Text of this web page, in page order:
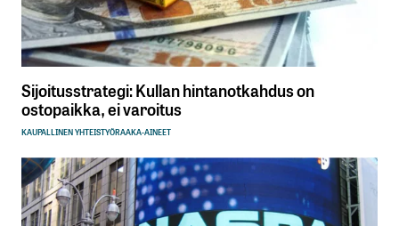
Sijoitusstrategi: Kullan hintanotkahdus on
ostopaikka, ei varoitus
KAUPALLINEN YHTEISTYÖRAAKA-AINEET